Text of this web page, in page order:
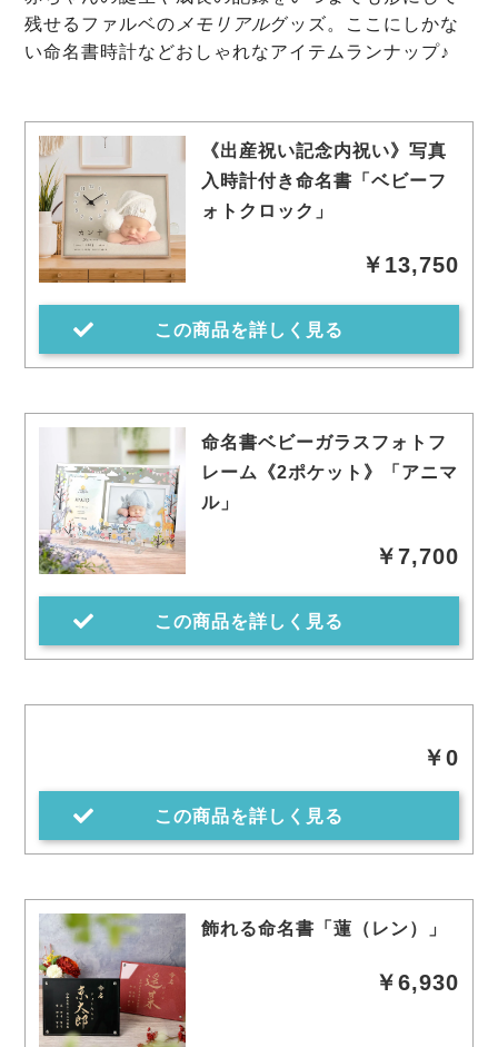
残せるファルベの メモリアルグッズ。ここにしかな
い命名書時計などおしゃれなアイテムランナップ♪
《出産祝い記念内祝い》写真
入時計付き命名書「ベビーフ
ォトクロック」
￥13,750
この商品を詳しく見る
命名書ベビーガラスフォトフ
レーム《2ポケット》「アニマ
ル」
￥7,700
この商品を詳しく見る
￥0
この商品を詳しく見る
飾れる命名書「蓮（レン）」
￥6,930